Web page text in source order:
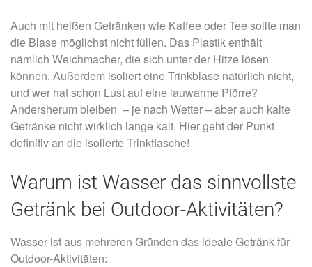
Auch mit heißen Getränken wie Kaffee oder Tee sollte man
die Blase möglichst nicht füllen. Das Plastik enthält
nämlich Weichmacher, die sich unter der Hitze lösen
können. Außerdem isoliert eine Trinkblase natürlich nicht,
und wer hat schon Lust auf eine lauwarme Plörre?
Andersherum bleiben – je nach Wetter – aber auch kalte
Getränke nicht wirklich lange kalt. Hier geht der Punkt
definitiv an die isolierte Trinkflasche!
Warum ist Wasser das sinnvollste
Getränk bei Outdoor-Aktivitäten?
Wasser ist aus mehreren Gründen das ideale Getränk für
Outdoor-Aktivitäten: